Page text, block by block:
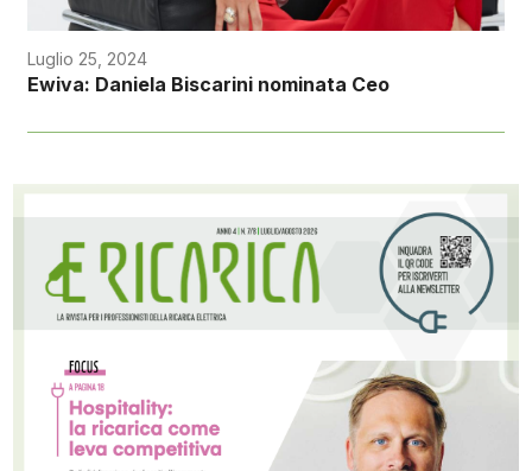
Luglio 25, 2024
Ewiva: Daniela Biscarini nominata Ceo